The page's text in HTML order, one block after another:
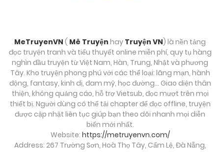
Chương 123
Tháng 9 25, 2025
Chương 122
Tháng 9 25, 2025
MeTruyenVN ( Mê Truyện hay Truyện VN) là nền tảng
đọc truyện tranh và tiểu thuyết online miễn phí, quy tụ hàng
nghìn đầu truyện từ Việt Nam, Hàn, Trung, Nhật và phương
Tây. Kho truyện phong phú với các thể loại: lãng mạn, hành
động, fantasy, kinh dị, đam mỹ, học đường… Giao diện thân
thiện, không quảng cáo, hỗ trợ Vietsub, đọc mượt trên mọi
thiết bị. Người dùng có thể tải chapter để đọc offline, truyện
được cập nhật liên tục giúp bạn theo dõi nhanh mọi diễn
biến mới nhất.
Website: https://metruyenvn.com/
Address: 267 Trường Sơn, Hoà Thọ Tây, Cẩm Lệ, Đà Nẵng,